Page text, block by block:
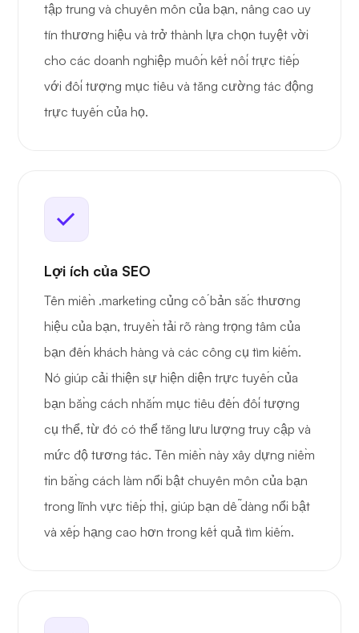
tập trung và chuyên môn của bạn, nâng cao uy
tín thương hiệu và trở thành lựa chọn tuyệt vời
cho các doanh nghiệp muốn kết nối trực tiếp
với đối tượng mục tiêu và tăng cường tác động
trực tuyến của họ.
Lợi ích của SEO
Tên miền .marketing củng cố bản sắc thương
hiệu của bạn, truyền tải rõ ràng trọng tâm của
bạn đến khách hàng và các công cụ tìm kiếm.
Nó giúp cải thiện sự hiện diện trực tuyến của
bạn bằng cách nhắm mục tiêu đến đối tượng
cụ thể, từ đó có thể tăng lưu lượng truy cập và
mức độ tương tác. Tên miền này xây dựng niềm
tin bằng cách làm nổi bật chuyên môn của bạn
trong lĩnh vực tiếp thị, giúp bạn dễ dàng nổi bật
và xếp hạng cao hơn trong kết quả tìm kiếm.